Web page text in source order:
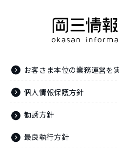
お客さま本位の業務運営を
個人情報保護方針
勧誘方針
最良執行方針